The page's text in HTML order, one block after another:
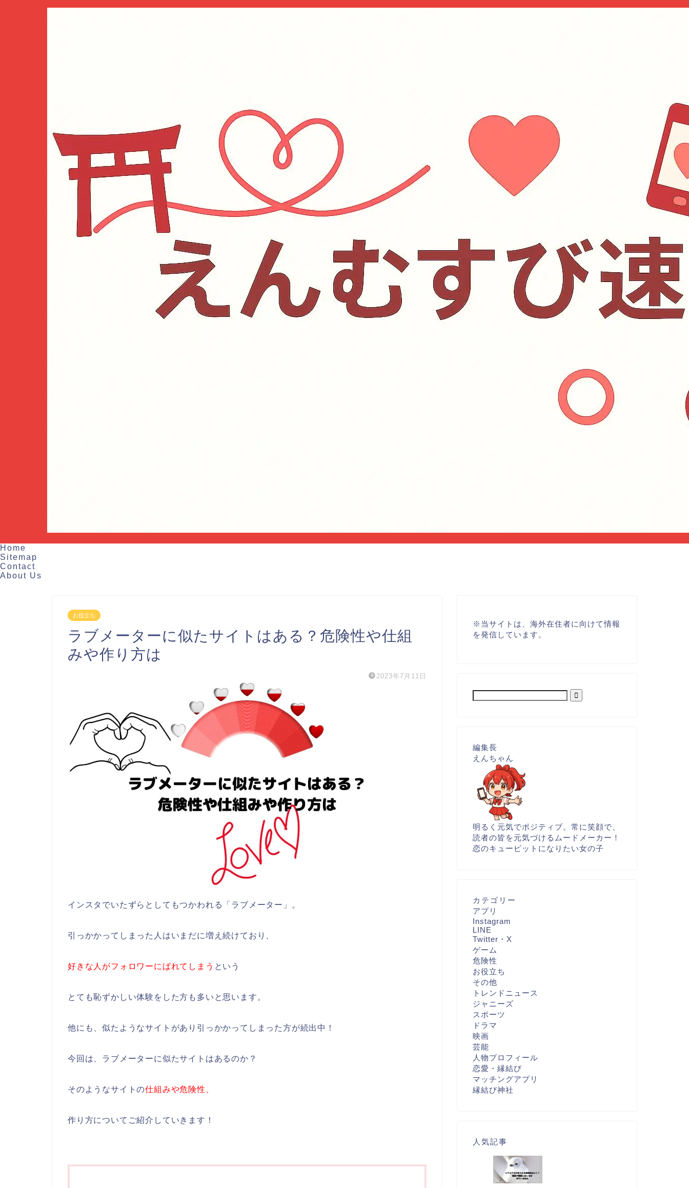
Home
Sitemap
Contact
About Us
お役立ち
ラブメーターに似たサイトはある？危険性や仕組
みや作り方は
2023年7月11日
インスタでいたずらとしてもつかわれる「ラブメーター」。
引っかかってしまった人はいまだに増え続けており、
好きな人がフォロワーにばれてしまう という
とても恥ずかしい体験をした方も多いと思います。
他にも、似たようなサイトがあり引っかかってしまった方が続出中！
今回は、ラブメーターに似たサイトはあるのか？
そのようなサイトの仕組みや危険性、
作り方についてご紹介していきます！
※ 当サイトは、海外在住者に向けて情報
を発信しています。
編集長
えんちゃん
明るく元気でポジティブ。常に笑顔で、
読者の皆を元気づけるムードメーカー！
恋のキューピットになりたい女の子
カテゴリー
アプリ
Instagram
LINE
Twitter・X
ゲーム
危険性
お役立ち
その他
トレンドニュース
ジャニーズ
スポーツ
ドラマ
映画
芸能
人物プロフィール
恋愛・縁結び
マッチングアプリ
縁結び神社
人気記事